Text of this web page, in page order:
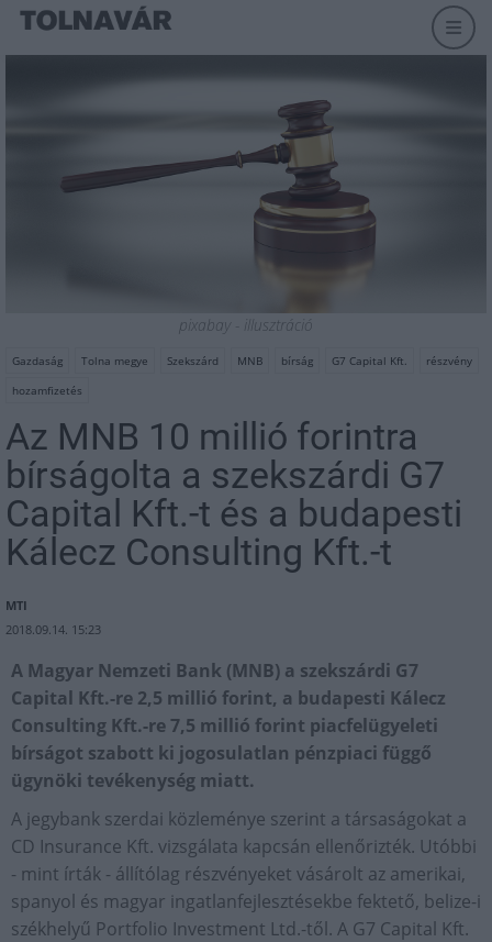
pixabay - illusztráció
Gazdaság Tolna megye Szekszárd MNB bírság G7 Capital Kft.
részvény
hozamfizetés
Az MNB 10 millió forintra
bírságolta a szekszárdi G7
Capital Kft.-t és a budapesti
Kálecz Consulting Kft.-t
MTI
2018.09.14. 15:23
A Magyar Nemzeti Bank (MNB) a szekszárdi G7
Capital Kft.-re 2,5 millió forint, a budapesti Kálecz
Consulting Kft.-re 7,5 millió forint piacfelügyeleti
bírságot szabott ki jogosulatlan pénzpiaci függő
ügynöki tevékenység miatt.
A jegybank szerdai közleménye szerint a társaságokat a
CD Insurance Kft. vizsgálata kapcsán ellenőrizték. Utóbbi
- mint írták - állítólag részvényeket vásárolt az amerikai,
spanyol és magyar ingatlanfejlesztésekbe fektető, belize-i
székhelyű Portfolio Investment Ltd.-től. A G7 Capital Kft.